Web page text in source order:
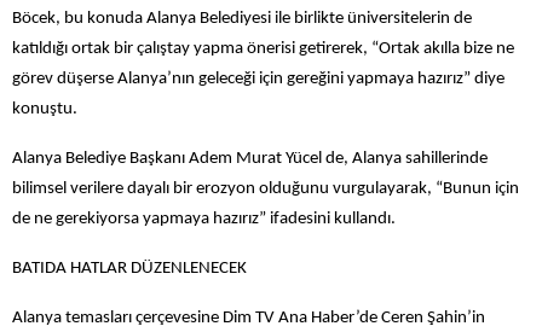
Böcek, bu konuda Alanya Belediyesi ile birlikte üniversitelerin de
katıldığı ortak bir çalıştay yapma önerisi getirerek, “Ortak akılla bize ne
görev düşerse Alanya’nın geleceği için gereğini yapmaya hazırız” diye
konuştu.
Alanya Belediye Başkanı Adem Murat Yücel de, Alanya sahillerinde
bilimsel verilere dayalı bir erozyon olduğunu vurgulayarak, “Bunun için
de ne gerekiyorsa yapmaya hazırız” ifadesini kullandı.
BATIDA HATLAR DÜZENLENECEK
Alanya temasları çerçevesine Dim TV Ana Haber’de Ceren Şahin’in